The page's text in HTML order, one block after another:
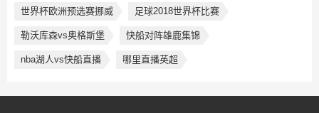
世界杯欧洲预选赛挪威 足球2018世界杯比赛
勒沃库森vs奥格斯堡 快船对阵雄鹿集锦
nba湖人vs快船直播 哪里直播英超